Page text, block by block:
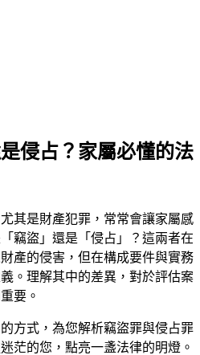
侵占？家屬必懂的法
其是財產犯罪，常常會讓家屬感
竊盜」還是「侵占」？這兩者在
產的侵害，但在構成要件與實務
。理解其中的差異，對於評估案
要。
方式，為您解析竊盜罪與侵占罪
茫的您，點亮一盞法律的明燈。